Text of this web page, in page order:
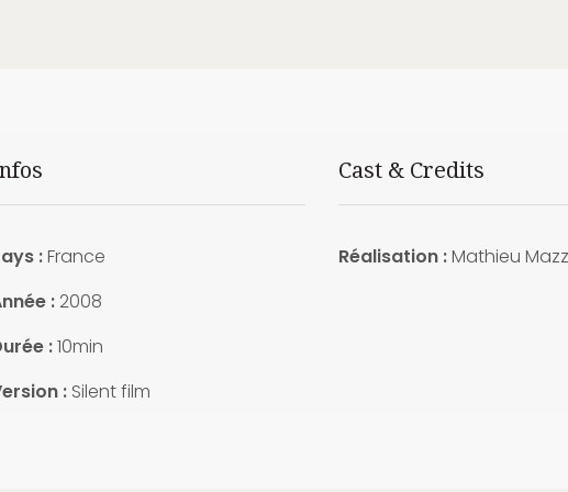
:France
:2008
:10min
:Silent film
Cast & Credits
Réalisation :Mathieu